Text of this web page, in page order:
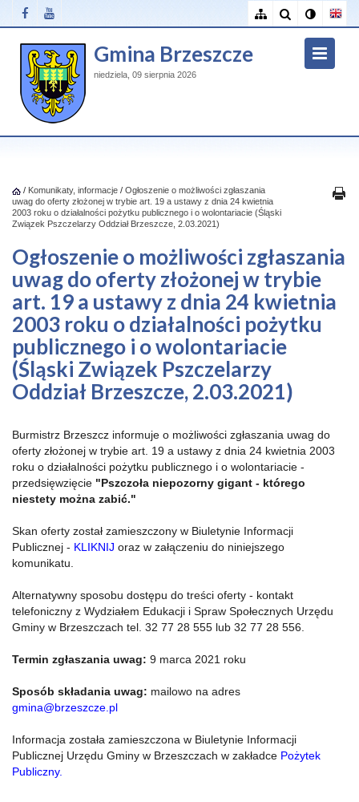
Gmina Brzeszcze
niedziela, 09 sierpnia 2026
/ Komunikaty, informacje / Ogłoszenie o możliwości zgłaszania
uwag do oferty złożonej w trybie art. 19 a ustawy z dnia 24 kwietnia
2003 roku o działalności pożytku publicznego i o wolontariacie (Śląski
Związek Pszczelarzy Oddział Brzeszcze, 2.03.2021)
Ogłoszenie o możliwości zgłaszania
uwag do oferty złożonej w trybie
art. 19 a ustawy z dnia 24 kwietnia
2003 roku o działalności pożytku
publicznego i o wolontariacie
(Śląski Związek Pszczelarzy
Oddział Brzeszcze, 2.03.2021)
Burmistrz Brzeszcz informuje o możliwości zgłaszania uwag do
oferty złożonej w trybie art. 19 a ustawy z dnia 24 kwietnia 2003
roku o działalności pożytku publicznego i o wolontariacie -
przedsięwzięcie "Pszczoła niepozorny gigant - którego
niestety można zabić."
Skan oferty został zamieszczony w Biuletynie Informacji
Publicznej - KLIKNIJ oraz w załączeniu do niniejszego
komunikatu.
Alternatywny sposobu dostępu do treści oferty - kontakt
telefoniczny z Wydziałem Edukacji i Spraw Społecznych Urzędu
Gminy w Brzeszczach tel. 32 77 28 555 lub 32 77 28 556.
Termin zgłaszania uwag: 9 marca 2021 roku
Sposób składania uwag: mailowo na adres
gmina@brzeszcze.pl
Informacja została zamieszczona w Biuletynie Informacji
Publicznej Urzędu Gminy w Brzeszczach w zakładce Pożytek
Publiczny.